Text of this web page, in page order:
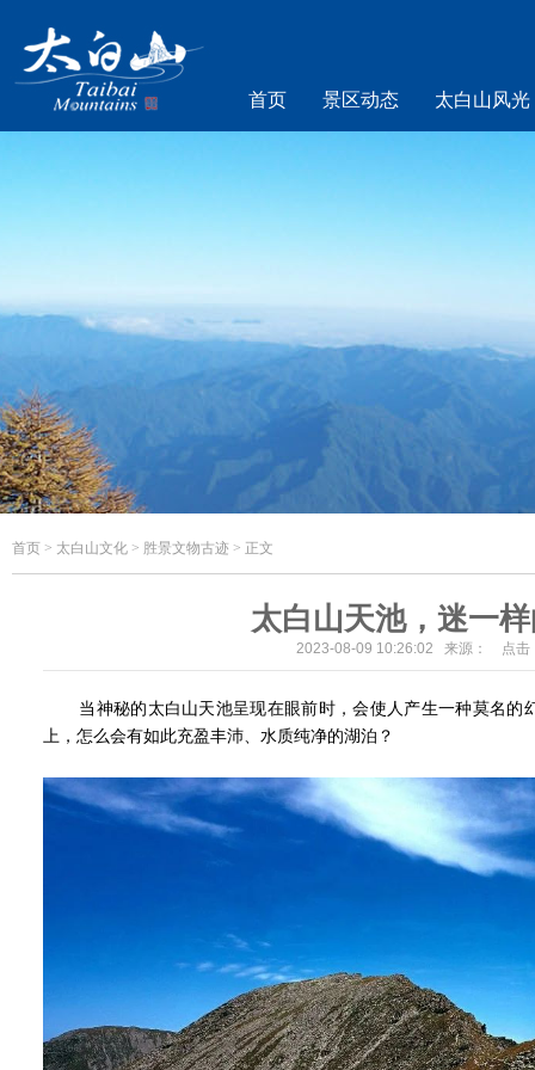
首页 景区动态 太白山风光
首页 > 太白山文化 > 胜景文物古迹 > 正文
太白山天池，迷一
2023-08-09 10:26:02 来源： 点击
当神秘的太白山天池呈现在眼前时，会使人产生一种莫名的
上，怎么会有如此充盈丰沛、水质纯净的湖泊？